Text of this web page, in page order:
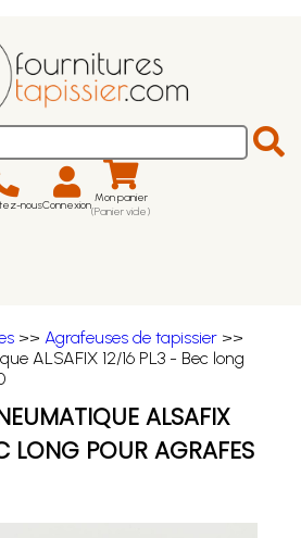
nousConnexion Mon panier
(Panier vide)
>> Agrafeuses de tapissier >>
ALSAFIX 12/16 PL3 - Bec long
ALSAFIX
LONG POUR AGRAFES